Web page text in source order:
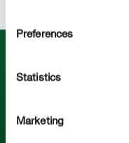
Preferences
Statistics
Marketing